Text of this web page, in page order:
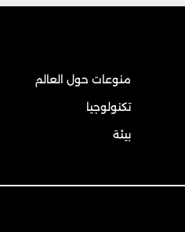
منوعات حول العالم
تكنولوجيا
بيئة